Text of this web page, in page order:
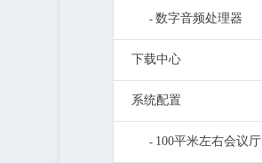
数字音频处理器
下载中心
系统配置
100平米左右会议厅